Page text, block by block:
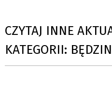
CZYTAJ INNE
KATEGORII: BĘDZIN